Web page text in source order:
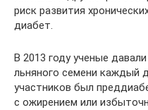
риск развития
диабет.
В 2013 году ученые
льняного семени каждый
участников был
с ожирением или